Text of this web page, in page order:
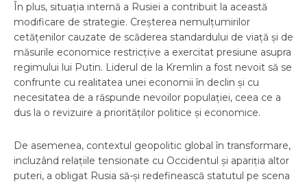
În plus, situația internă a Rusiei a contribuit la această
modificare de strategie. Creșterea nemulțumirilor
cetățenilor cauzate de scăderea standardului de viață și de
măsurile economice restricțive a exercitat presiune asupra
regimului lui Putin. Liderul de la Kremlin a fost nevoit să se
confrunte cu realitatea unei economii în declin și cu
necesitatea de a răspunde nevoilor populației, ceea ce a
dus la o revizuire a priorităților politice și economice.
De asemenea, contextul geopolitic global în transformare,
incluzând relațiile tensionate cu Occidentul și apariția altor
puteri, a obligat Rusia să-și redefinească statutul pe scena